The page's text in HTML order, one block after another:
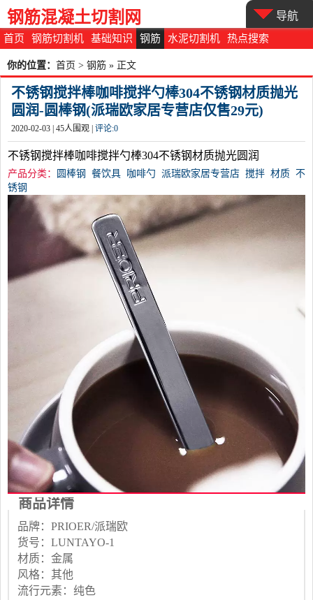
首页 钢筋切割机 基础知识 钢筋 水泥切割机 热点搜索
钢筋混凝土切割网 导航
你的位置： 首页 > 钢筋 » 正文
不锈钢搅拌棒咖啡搅拌勺棒304不锈钢材质抛光
圆润-圆棒钢(派瑞欧家居专营店仅售29元)
2020-02-03 | 45人围观 | 评论:0
不锈钢搅拌棒咖啡搅拌勺棒304不锈钢材质抛光圆润
产品分类： 圆棒钢 餐饮具 咖啡勺 派瑞欧家居专营店 搅拌 材质 不
锈钢
商品详情
品牌：PRIOER/派瑞欧
货号：LUNTAYO-1
材质：金属
风格：其他
流行元素：纯色